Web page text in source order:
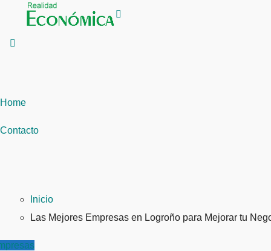
contenido
Home
Contacto
Inicio
Las Mejores Empresas en Logroño para Mejorar tu